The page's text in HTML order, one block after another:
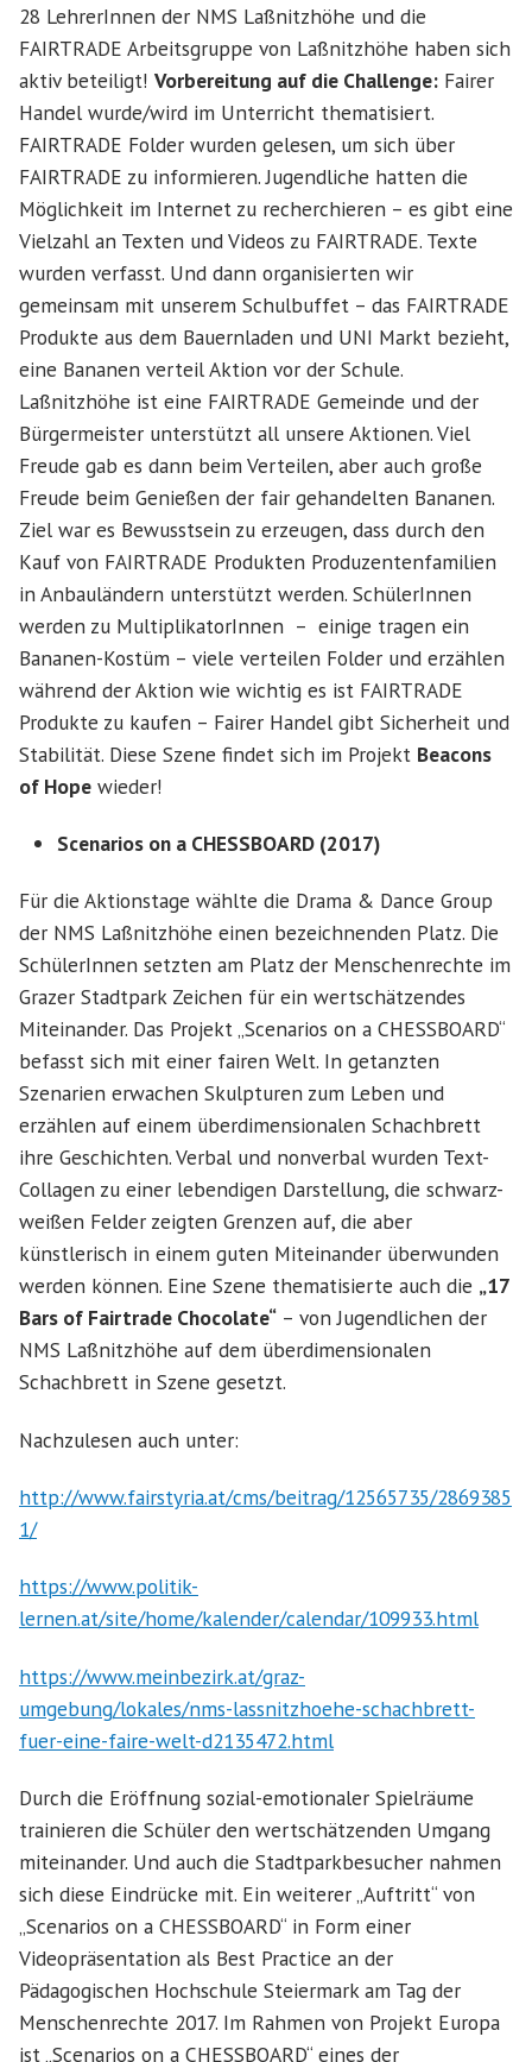
28 LehrerInnen der NMS Laßnitzhöhe und die
FAIRTRADE Arbeitsgruppe von Laßnitzhöhe haben sich
aktiv beteiligt! Vorbereitung auf die Challenge: Fairer
Handel wurde/wird im Unterricht thematisiert.
FAIRTRADE Folder wurden gelesen, um sich über
FAIRTRADE zu informieren. Jugendliche hatten die
Möglichkeit im Internet zu recherchieren – es gibt eine
Vielzahl an Texten und Videos zu FAIRTRADE. Texte
wurden verfasst. Und dann organisierten wir
gemeinsam mit unserem Schulbuffet – das FAIRTRADE
Produkte aus dem Bauernladen und UNI Markt bezieht,
eine Bananen verteil Aktion vor der Schule.
Laßnitzhöhe ist eine FAIRTRADE Gemeinde und der
Bürgermeister unterstützt all unsere Aktionen. Viel
Freude gab es dann beim Verteilen, aber auch große
Freude beim Genießen der fair gehandelten Bananen.
Ziel war es Bewusstsein zu erzeugen, dass durch den
Kauf von FAIRTRADE Produkten Produzentenfamilien
in Anbauländern unterstützt werden. SchülerInnen
werden zu MultiplikatorInnen – einige tragen ein
Bananen-Kostüm – viele verteilen Folder und erzählen
während der Aktion wie wichtig es ist FAIRTRADE
Produkte zu kaufen – Fairer Handel gibt Sicherheit und
Stabilität. Diese Szene findet sich im Projekt Beacons
of Hope wieder!
Scenarios on a CHESSBOARD (2017)
Für die Aktionstage wählte die Drama & Dance Group
der NMS Laßnitzhöhe einen bezeichnenden Platz. Die
SchülerInnen setzten am Platz der Menschenrechte im
Grazer Stadtpark Zeichen für ein wertschätzendes
Miteinander. Das Projekt „Scenarios on a CHESSBOARD“
befasst sich mit einer fairen Welt. In getanzten
Szenarien erwachen Skulpturen zum Leben und
erzählen auf einem überdimensionalen Schachbrett
ihre Geschichten. Verbal und nonverbal wurden Text-
Collagen zu einer lebendigen Darstellung, die schwarz-
weißen Felder zeigten Grenzen auf, die aber
künstlerisch in einem guten Miteinander überwunden
werden können. Eine Szene thematisierte auch die „17
Bars of Fairtrade Chocolate“ – von Jugendlichen der
NMS Laßnitzhöhe auf dem überdimensionalen
Schachbrett in Szene gesetzt.
Nachzulesen auch unter:
http://www.fairstyria.at/cms/beitrag/12565735/2869385
1/
https://www.politik-
lernen.at/site/home/kalender/calendar/109933.html
https://www.meinbezirk.at/graz-
umgebung/lokales/nms-lassnitzhoehe-schachbrett-
fuer-eine-faire-welt-d2135472.html
Durch die Eröffnung sozial-emotionaler Spielräume
trainieren die Schüler den wertschätzenden Umgang
miteinander. Und auch die Stadtparkbesucher nahmen
sich diese Eindrücke mit. Ein weiterer „Auftritt“ von
„Scenarios on a CHESSBOARD“ in Form einer
Videopräsentation als Best Practice an der
Pädagogischen Hochschule Steiermark am Tag der
Menschenrechte 2017. Im Rahmen von Projekt Europa
ist „Scenarios on a CHESSBOARD“ eines der